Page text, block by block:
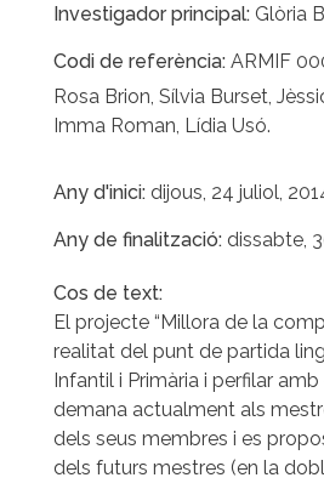
Investigador principal Glòria
Codi de referència ARMIF
Rosa Brion, Sílvia Burset,
Imma Roman, Lídia Usó.
Any d'inici dijous, 24 juliol,
Any de finalització dissabte,
Cos de text
El projecte “Millora de la
realitat del punt de partida
Infantil i Primària i perfilar
demana actualment als
dels seus membres i es
dels futurs mestres (en la